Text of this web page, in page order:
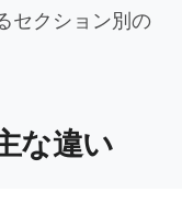
セクション別の
な違い